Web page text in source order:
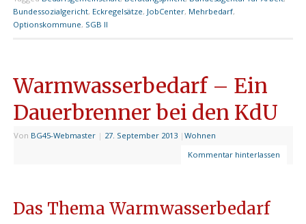
Bundessozialgericht, Eckregelsätze, JobCenter, Mehrbedarf,
Optionskommune, SGB II
Warmwasserbedarf – Ein
Dauerbrenner bei den KdU
Von BG45-Webmaster | 27. September 2013 | Wohnen
Kommentar hinterlassen
Das Thema Warmwasserbedarf